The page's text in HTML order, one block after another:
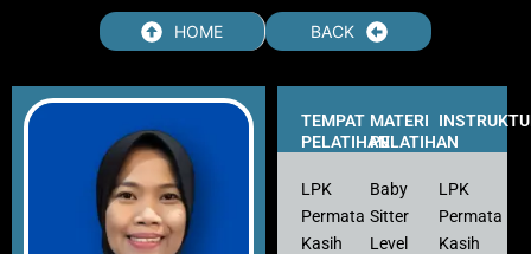
HOME BACK
TEMPAT
PELATIHAN
MATERI
PELATIHAN
LPK
Permata
Kasih
Baby
Sitter
Level
LPK
Permata
Kasih